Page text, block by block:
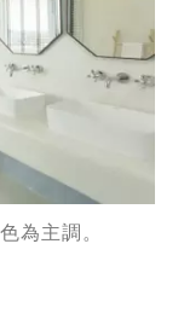
為主調。